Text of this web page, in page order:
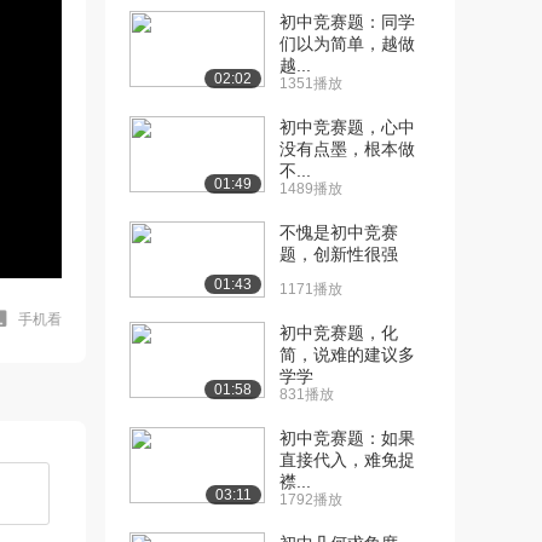
手机看
02:02
初中竞赛题：同学
们以为简单，越做
越...
1351播放
01:49
初中竞赛题，心中
没有点墨，根本做
不...
1489播放
01:43
不愧是初中竞赛
题，创新性很强
1171播放
01:58
初中竞赛题，化
简，说难的建议多
学学
831播放
03:11
初中竞赛题：如果
直接代入，难免捉
襟...
1792播放